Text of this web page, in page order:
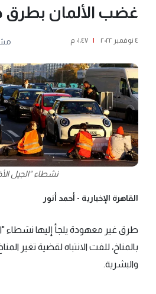
غضب الألمان بطرق
٤ نوفمبر ٢٠٢٢ | ٠١:٤٧ م
نشطاء "الجيل
القاهرة الإخبارية - أحمد أنور
طرق غير معهودة يلجأ إليها نشطاء
بالمناخ، للفت الانتباه لقضية تغير
والبشرية.